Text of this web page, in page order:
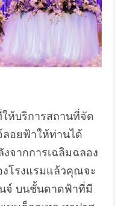
ให้บริการสถานที่จัด
ลอยฟ้าให้ท่านได้
จากการเฉลิมฉลอง
โรงแรมแล้วคุณจะ
นจ์ บนชั้นดาดฟ้าที่มี